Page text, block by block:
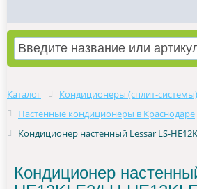
Каталог
Кондиционеры (сплит-системы)
Настенные кондиционеры в Краснодаре
Кондиционер настенный Lessar LS-
Кондиционер